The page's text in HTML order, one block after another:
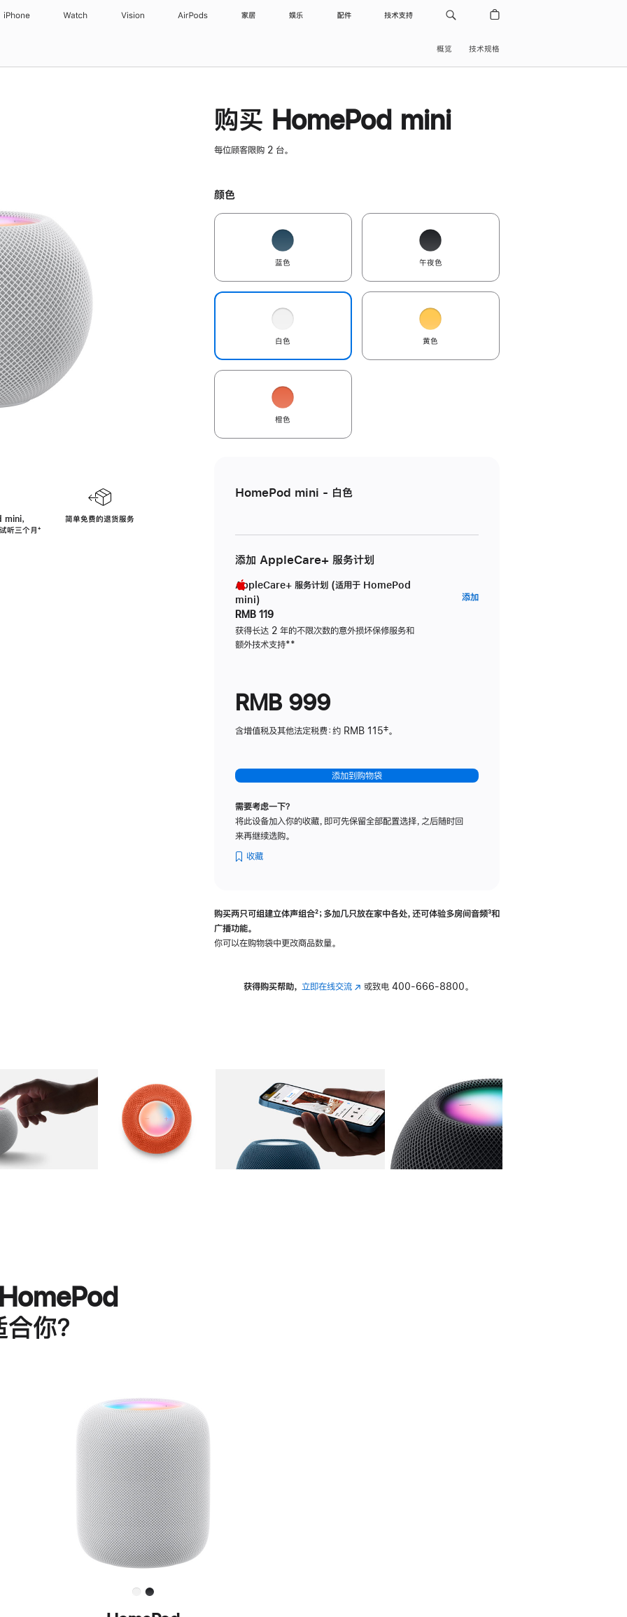
iPhone Watch Vision AirPods 家居 娱乐 配件 技术支持
概览 技术规格
，
听三个月脚
⁺
简单免费的退货服务
购买 HomePod mini
每位顾客限购 2 台。
颜色
蓝色 午夜色
白色 黄色
橙色
HomePod mini - 白色
添加 AppleCare+ 服务计划
AppleCare+ 服务计划 (适用于 HomePod
mini)
RMB 119
获得长达 2 年的不限次数的意外损坏保修服务和
额外技术支持脚
**
添加AppleCare+
RMB 999
含增值税及其他法定税费：约 RMB 115‡。
添加到购物袋
需要考虑一下？
将此设备加入你的收藏，即可先保留全部配置选择，之后随时回
来再继续选购。
收藏
购买两只可组建立体声组合脚
²；多加几只放在家中各处，还可体验多‍房‍间音频脚
³和
广播功能。
你可以在购物袋中更改商品数量。
获得购买帮助， 立即在线交流(在 或致电 400-666-8800。
图库 图像 图库 图像 图库 图像 4 图库 图像 5
你？
进
一
步
了
解
HomePod<